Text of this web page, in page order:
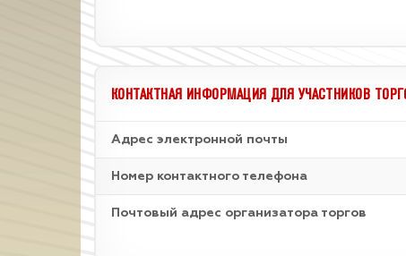
КОНТАКТНАЯ ИНФОРМАЦИЯ ДЛЯ УЧАСТНИКОВ
Адрес электронной почты
Номер контактного телефона
Почтовый адрес организатора торгов